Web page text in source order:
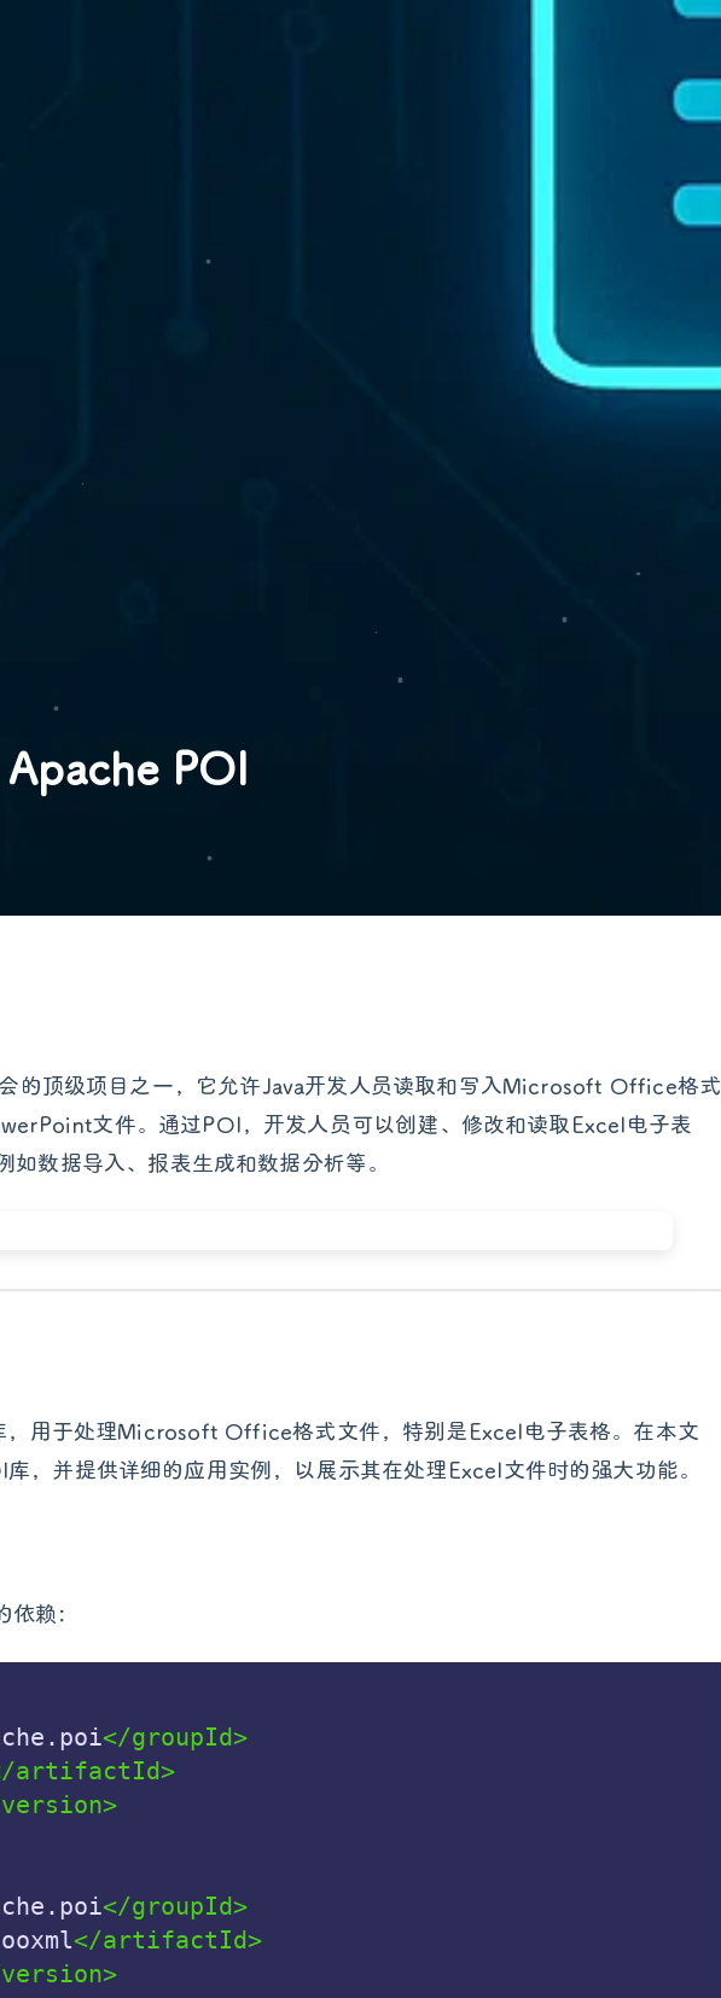
POI
的顶级项目之一，它允许Java开发人员读取和写入Microsoft Office格式
文件。通过POI，开发人员可以创建、修改和读取Excel电子表
数据导入、报表生成和数据分析等。
，用于处理Microsoft Office格式文件，特别是Excel电子表格。在本文
，并提供详细的应用实例，以展示其在处理Excel文件时的强大功能。
赖：
</groupId>
artifactId>
</groupId>
</artifactId>